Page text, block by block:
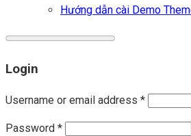
Hướng dẫn cài Demo
Login
Username or email address *
Password *